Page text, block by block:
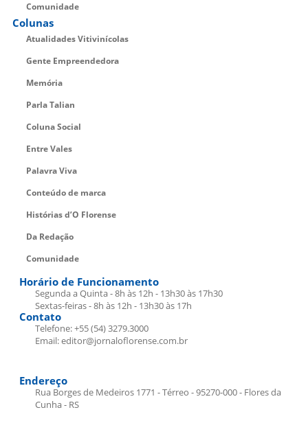
Comunidade
Colunas
Atualidades Vitivinícolas
Gente Empreendedora
Memória
Parla Talian
Coluna Social
Entre Vales
Palavra Viva
Conteúdo de marca
Histórias d’O Florense
Da Redação
Comunidade
Horário de Funcionamento
Segunda a Quinta - 8h às 12h - 13h30 às 17h30
Sextas-feiras - 8h às 12h - 13h30 às 17h
Contato
Telefone: +55 (54) 3279.3000
Email: editor@jornaloflorense.com.br
Endereço
Rua Borges de Medeiros 1771 - Térreo - 95270-000 - Flores da
Cunha - RS